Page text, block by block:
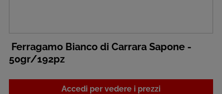
Ferragamo Bianco di Carrara Sapone -
50gr/192pz
Accedi per vedere i prezzi